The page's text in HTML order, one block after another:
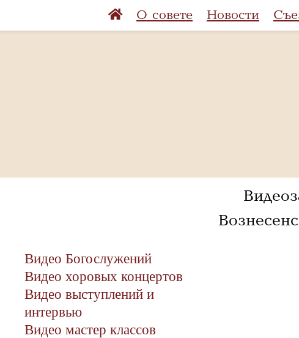
О совете Новости
Видео Богослужений
Видео хоровых концертов
Видео выступлений и
интервью
Видео мастер классов